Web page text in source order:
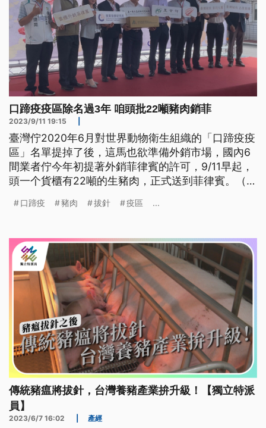
口蹄疫疫區除名過3年 咱頭批22噸豬肉銷菲
2023/9/11 19:15
臺灣佇2020年6月對世界動物衛生組織的「口蹄疫疫
區」名單提掉了後，這馬也欲準備外銷市場，國內6
間業者佇今年初提著外銷菲律賓的許可，9/11早起，
頭一个貨櫃有22噸的生豬肉，正式送到菲律賓。（這
口蹄疫 豬肉 拔針 疫區 ...
傳統豬瘟將拔針，台灣養豬產業拚升級！【獨立特派
員】
2023/6/7 16:02 產經